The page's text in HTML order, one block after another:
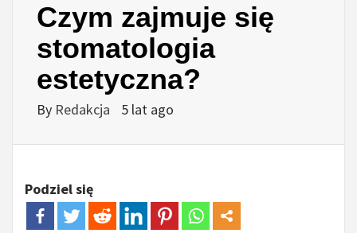
Czym zajmuje się
stomatologia
estetyczna?
By Redakcja 5 lat ago
Podziel się